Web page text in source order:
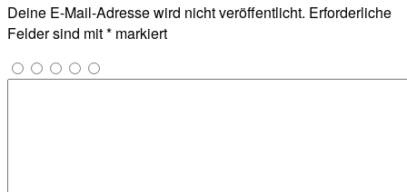
Deine E-Mail-Adresse wird nicht veröffentlicht. Erforderliche
Felder sind mit* markiert